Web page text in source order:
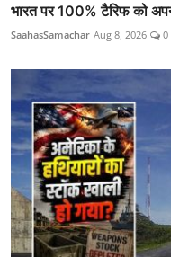
भारत पर 100% टैरिफ को
SaahasSamachar Aug 8, 2026 0